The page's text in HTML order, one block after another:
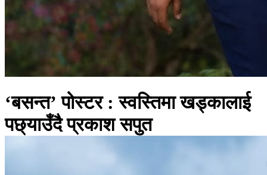
‘बसन्त’ पोस्टर : स्वस्तिमा खड्कालाई
पछ्याउँदै प्रकाश सपुत